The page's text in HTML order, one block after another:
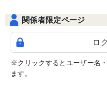
関係者限定ページ
ロ
※クリックするとユーザー名
ます。